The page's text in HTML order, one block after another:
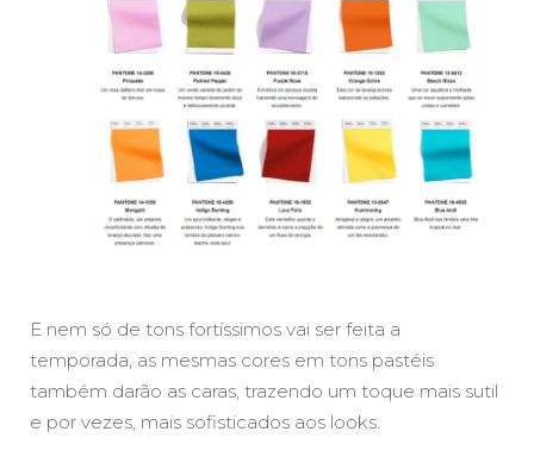
E nem só de tons fortíssimos vai ser feita a
temporada, as mesmas cores em tons pastéis
também darão as caras, trazendo um toque mais sutil
e por vezes, mais sofisticados aos looks.